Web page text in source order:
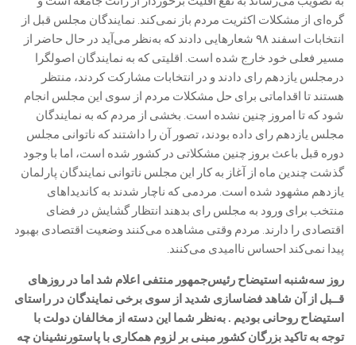
گره‌ای از مشکلات اکثریت مردم باز نمی‌کند. نمایندگان مجلس قبل از
انتخابات اسفند ۹۸ شعارهایی دادند که به‌نظر می‌آید در حال حاضر از
مسیر فعلی خود خارج شده است. اقلیتی که به نمایندگان اصولگرا
درمجلس یازدهم رای دادند و در انتخابات مشارکت کردند، منتظر
هستند تا اقداماتی برای حل مشکلات مردم از سوی این مجلس انجام
شود که تا امروز چنین نشده است. بخشی از مردم که به نمایندگان
مجلس یازدهم رای داده بودند، تصور آن را داشتند که ناتوانی مجلس
دوره قبل باعث بروز چنین مشکلاتی در کشور شده است، اما با وجود
گذشت چندین ماه از آغاز به کار این مجلس ناتوانی نمایندگان پارلمان
یازدهم مشهود شده ‌است. مردمی که ناچار شدند به کاندیداهای
منتخب برای ورود به مجلس رای بدهند انتظار گشایش در فضای
اقتصادی را دارند. مردم وقتی مشاهده می‌کنند وضعیت اقتصادی بهبود
پیدا نمی‌کند احساس ناامیدی می‌کنند.
روز سه‌شنبه استیضاح رئیس‌جمهور منتفی اعلام شد اما در روزهای
قــبل از آن شاهد فضاسازی شدید از سوی برخی نمایندگان در راستای
استیضاح روحانی بودیم . به‌نظر شما این دسته از مخالفان دولت با
توجه به تاکید بزرگان کشور مبنی بر لزوم همکاری با پاستورنشینان چه